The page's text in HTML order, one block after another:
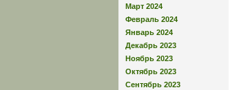
Март 2024
Февраль 2024
Январь 2024
Декабрь 2023
Ноябрь 2023
Октябрь 2023
Сентябрь 2023